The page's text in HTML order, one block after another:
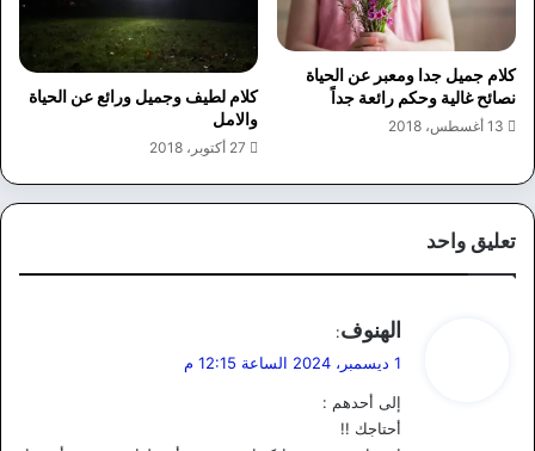
كلام جميل جدا ومعبر عن الحياة
نصائح غالية وحكم رائعة جداً
13 أغسطس، 2018
كلام لطيف وجميل ورائع عن الحياة
والامل
27 أكتوبر، 2018
تعليق واحد
ي
ل
الهنوف:
1 ديسمبر، 2024 الساعة 12:15 م
إلى أحدهم :
أحتاجك !!